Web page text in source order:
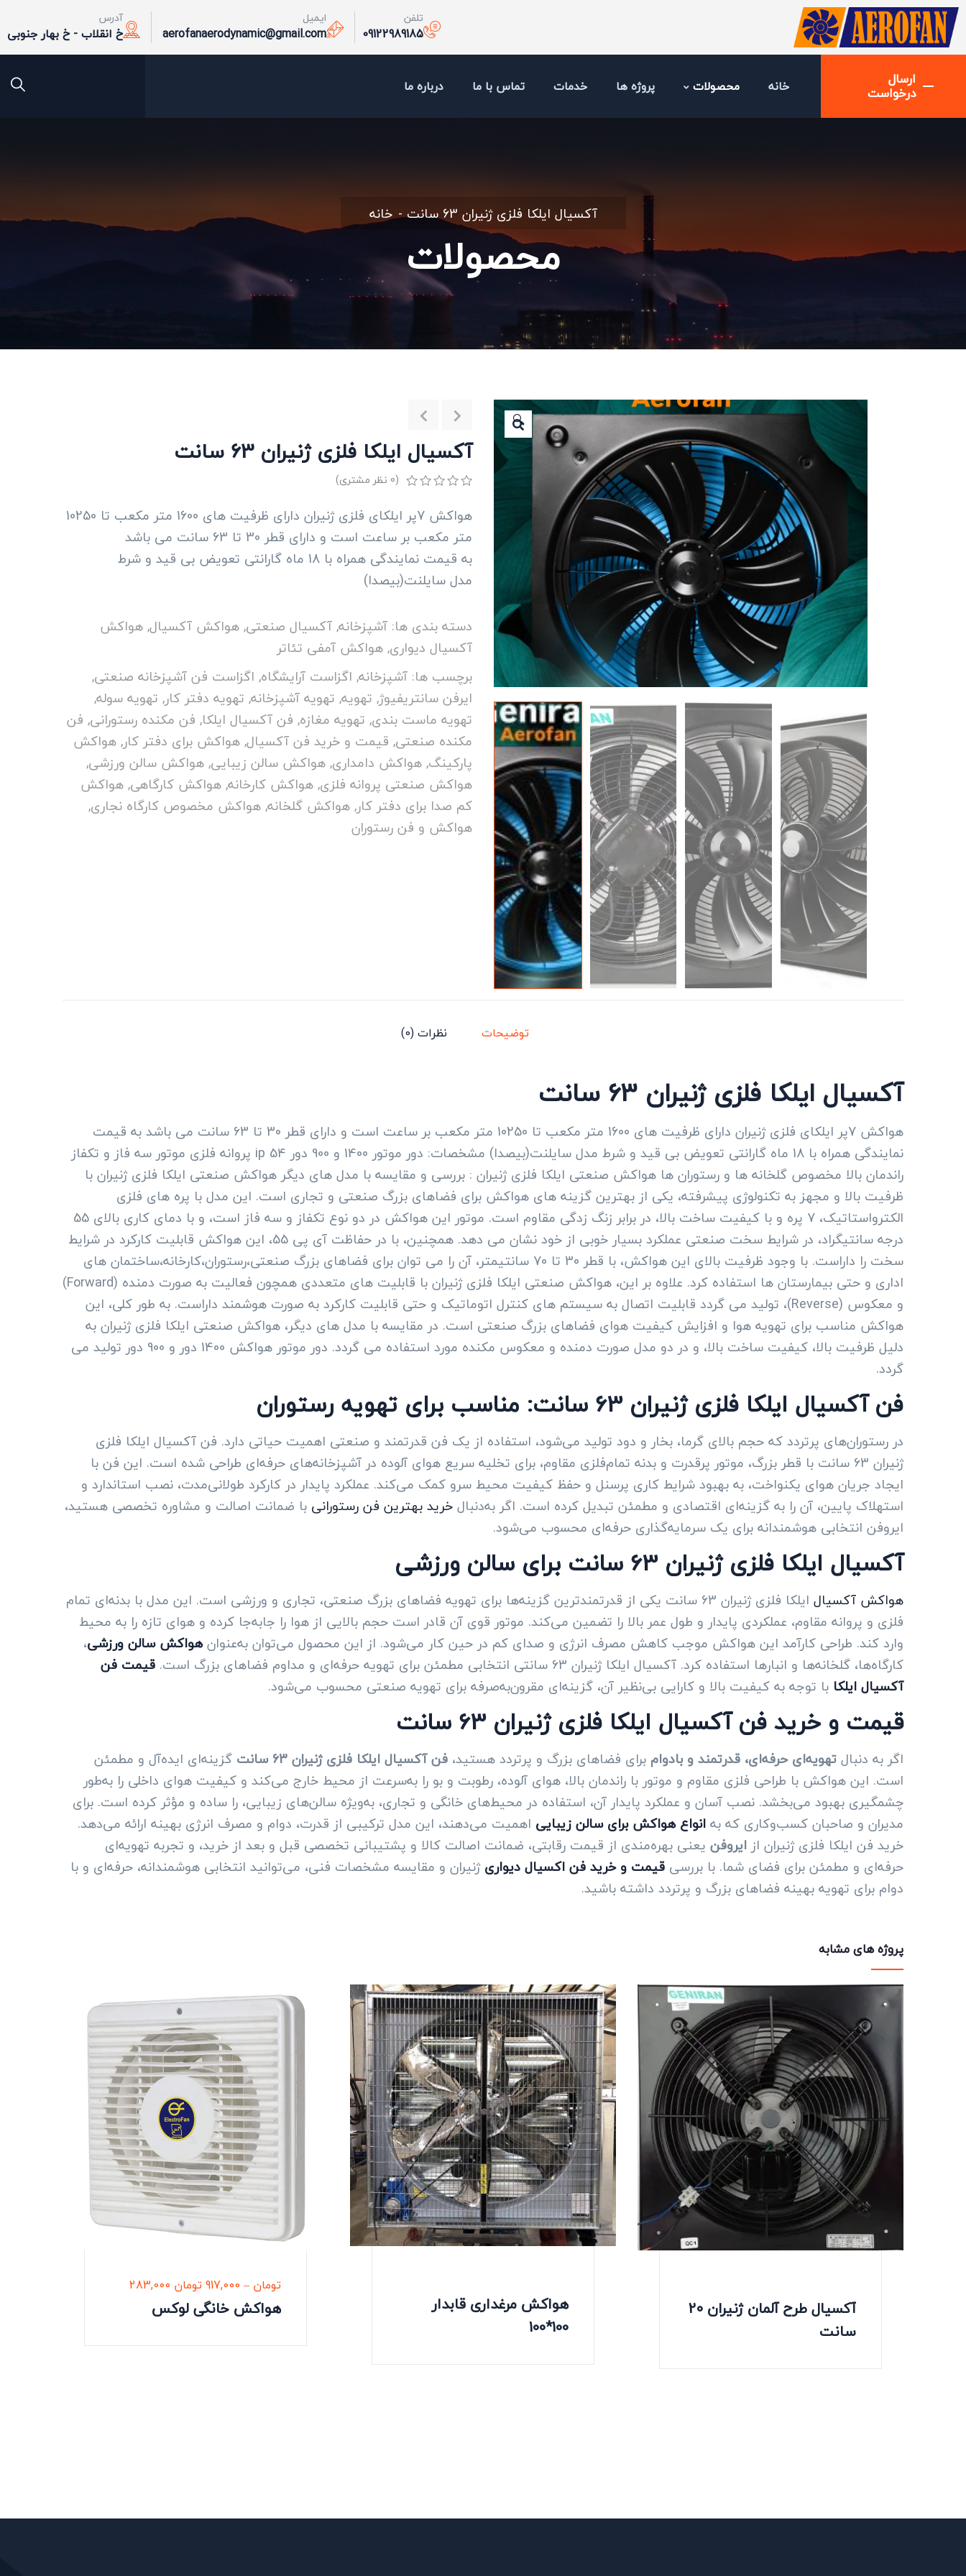
تلفن
09122989185
ایمیل
aerofanaerodynamic@gmail.com
آدرس
خ انقلاب - خ بهار جنوبی
ارسال
درخواست خانه محصولات پروژه ها خدمات تماس با ما درباره ما
خانه آکسیال ایلکا فلزی ژنیران 63 سانت
محصولات
🔍
آکسیال ایلکا فلزی ژنیران 63 سانت
از
بر
اساس
بندی
مشتری
(
0 نظر مشتری)
هواکش 7پر ایلکای فلزی ژنیران دارای ظرفیت های 1600 متر مکعب تا 10250
متر مکعب بر ساعت است و دارای قطر 30 تا 63 سانت می باشد
به قیمت نمایندگی همراه با 18 ماه گارانتی تعویض بی قید و شرط
مدل سایلنت(بیصدا)
دسته بندی ها: آشپزخانه,آکسیال صنعتی,هواکش آکسیال,هواکش
آکسیال دیواری,هواکش آمفی تئاتر
برچسب ها: آشپزخانه, اگزاست آرایشگاه, اگزاست فن آشپزخانه صنعتی,
ایرفن سانتریفیوژ, تهویه, تهویه آشپزخانه, تهویه دفتر کار, تهویه سوله,
تهویه ماست بندی, تهویه مغازه, فن آکسیال ایلکا, فن مکنده رستورانی, فن
مکنده صنعتی, قیمت و خرید فن آکسیال,هواکش برای دفتر کار,هواکش
پارکینگ,هواکش دامداری,هواکش سالن زیبایی,هواکش سالن ورزشی,
هواکش صنعتی پروانه فلزی,هواکش کارخانه,هواکش کارگاهی,هواکش
کم صدا برای دفتر کار,هواکش گلخانه,هواکش مخصوص کارگاه نجاری,
هواکش و فن رستوران
توضیحات نظرات (0)
آکسیال ایلکا فلزی ژنیران 63 سانت
هواکش 7پر ایلکای فلزی ژنیران دارای ظرفیت های 1600 متر مکعب تا 10250 متر مکعب بر ساعت است و دارای قطر 30 تا 63 سانت می باشد به قیمت
نمایندگی همراه با 18 ماه گارانتی تعویض بی قید و شرط مدل سایلنت(بیصدا) مشخصات: دور موتور 1400 و 900 دور ip 54 پروانه فلزی موتور سه فاز و تکفاز
راندمان بالا مخصوص گلخانه ها و رستوران ها هواکش صنعتی ایلکا فلزی ژنیران : بررسی و مقایسه با مدل های دیگر هواکش صنعتی ایلکا فلزی ژنیران با
ظرفیت بالا و مجهز به تکنولوژی پیشرفته، یکی از بهترین گزینه های هواکش برای فضاهای بزرگ صنعتی و تجاری است. این مدل با پره های فلزی
الکترواستاتیک، 7 پره و با کیفیت ساخت بالا، در برابر زنگ زدگی مقاوم است. موتور این هواکش در دو نوع تکفاز و سه فاز است، و با دمای کاری بالای 55
درجه سانتیگراد، در شرایط سخت صنعتی عملکرد بسیار خوبی از خود نشان می دهد. همچنین، با در حفاظت آی پی 55، این هواکش قابلیت کارکرد در شرایط
سخت را داراست. با وجود ظرفیت بالای این هواکش، با قطر 30 تا 70 سانتیمتر، آن را می توان برای فضاهای بزرگ صنعتی،رستوران،کارخانه،ساختمان های
اداری و حتی بیمارستان ها استفاده کرد. علاوه بر این، هواکش صنعتی ایلکا فلزی ژنیران با قابلیت های متعددی همچون فعالیت به صورت دمنده (Forward)
و معکوس (Reverse)، تولید می گردد قابلیت اتصال به سیستم های کنترل اتوماتیک و حتی قابلیت کارکرد به صورت هوشمند داراست. به طور کلی، این
هواکش مناسب برای تهویه هوا و افزایش کیفیت هوای فضاهای بزرگ صنعتی است. در مقایسه با مدل های دیگر، هواکش صنعتی ایلکا فلزی ژنیران به
دلیل ظرفیت بالا، کیفیت ساخت بالا، و در دو مدل صورت دمنده و معکوس مکنده مورد استفاده می گردد. دور موتور هواکش 1400 دور و 900 دور تولید می
گردد.
فن آکسیال ایلکا فلزی ژنیران 63 سانت: مناسب برای تهویه رستوران
در رستوران‌های پرتردد که حجم بالای گرما، بخار و دود تولید می‌شود، استفاده از یک فن قدرتمند و صنعتی اهمیت حیاتی دارد. فن آکسیال ایلکا فلزی
ژنیران 63 سانت با قطر بزرگ، موتور پرقدرت و بدنه تمام‌فلزی مقاوم، برای تخلیه سریع هوای آلوده در آشپزخانه‌های حرفه‌ای طراحی شده است. این فن با
ایجاد جریان هوای یکنواخت، به بهبود شرایط کاری پرسنل و حفظ کیفیت محیط سرو کمک می‌کند. عملکرد پایدار در کارکرد طولانی‌مدت، نصب استاندارد و
استهلاک پایین، آن را به گزینه‌ای اقتصادی و مطمئن تبدیل کرده است. اگر به‌دنبالخرید بهترین فن رستورانی با ضمانت اصالت و مشاوره تخصصی هستید،
ایروفن انتخابی هوشمندانه برای یک سرمایه‌گذاری حرفه‌ای محسوب می‌شود.
آکسیال ایلکا فلزی ژنیران 63 سانت برای سالن ورزشی
هواکش آکسیال
ایلکا فلزی ژنیران 63 سانت یکی از قدرتمندترین گزینه‌ها برای تهویه فضاهای بزرگ صنعتی، تجاری و ورزشی است. این مدل با بدنه‌ای تمام
فلزی و پروانه مقاوم، عملکردی پایدار و طول عمر بالا را تضمین می‌کند. موتور قوی آن قادر است حجم بالایی از هوا را جابه‌جا کرده و هوای تازه را به محیط
وارد کند. طراحی کارآمد این هواکش موجب کاهش مصرف انرژی و صدای کم در حین کار می‌شود. از این محصول می‌توان به‌عنوانهواکش سالن ورزشی،
کارگاه‌ها، گلخانه‌ها و انبارها استفاده کرد. آکسیال ایلکا ژنیران 63 سانتی انتخابی مطمئن برای تهویه حرفه‌ای و مداوم فضاهای بزرگ است.
قیمت فن
آکسیال ایلکا با توجه به کیفیت بالا و کارایی بی‌نظیر آن، گزینه‌ای مقرون‌به‌صرفه برای تهویه صنعتی محسوب می‌شود.
قیمت و خرید فن آکسیال ایلکا فلزی ژنیران 63 سانت
اگر به دنبالتهویه‌ای حرفه‌ای، قدرتمند و بادوام برای فضاهای بزرگ و پرتردد هستید، فن آکسیال ایلکا فلزی ژنیران 63 سانت
گزینه‌ای ایده‌آل و مطمئن
است. این هواکش با طراحی فلزی مقاوم و موتور با راندمان بالا، هوای آلوده، رطوبت و بو را به‌سرعت از محیط خارج می‌کند و کیفیت هوای داخلی را به‌طور
چشمگیری بهبود می‌بخشد. نصب آسان و عملکرد پایدار آن، استفاده در محیط‌های خانگی و تجاری، به‌ویژه سالن‌های زیبایی، را ساده و مؤثر کرده است. برای
مدیران و صاحبان کسب‌وکاری که بهانواع هواکش برای سالن زیبایی اهمیت می‌دهند، این مدل ترکیبی از قدرت، دوام و مصرف انرژی بهینه ارائه می‌دهد.
خرید فن ایلکا فلزی ژنیران ازایروفن یعنی بهره‌مندی از قیمت رقابتی، ضمانت اصالت کالا و پشتیبانی تخصصی قبل و بعد از خرید، و تجربه تهویه‌ای
حرفه‌ای و مطمئن برای فضای شما. با بررسی قیمت و خرید فن اکسیال دیواریژنیران و مقایسه مشخصات فنی، می‌توانید انتخابی هوشمندانه، حرفه‌ای و با
دوام برای تهویه بهینه فضاهای بزرگ و پرتردد داشته باشید.
پروژه های مشابه
283,000 تومان –
917,000تومان
هواکش خانگی لوکس
هواکش مرغداری قابدار
100*100
آکسیال طرح آلمان ژنیران 20
سانت